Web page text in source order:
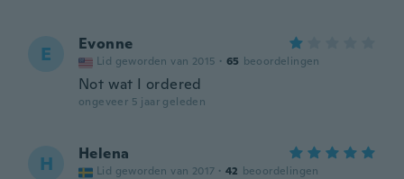
E Evonne
Lid geworden van 2015 · 65 beoordelingen
Not wat I ordered
ongeveer 5 jaar geleden
H Helena
Lid geworden van 2017 · 42 beoordelingen